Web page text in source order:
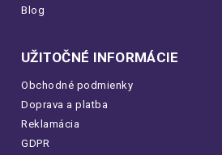
Blog
UŽITOČNÉ INFORMÁCIE
Obchodné podmienky
Doprava a platba
Reklamácia
GDPR